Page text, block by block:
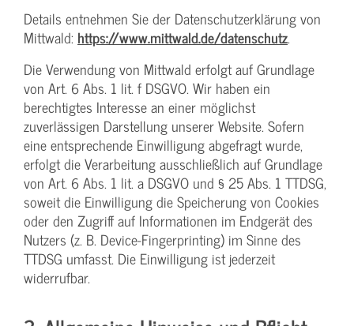
Details entnehmen Sie der Datenschutzerklärung von
Mittwald: https://www.mittwald.de/datenschutz.
Die Verwendung von Mittwald erfolgt auf Grundlage
von Art. 6 Abs. 1 lit. f DSGVO. Wir haben ein
berechtigtes Interesse an einer möglichst
zuverlässigen Darstellung unserer Website. Sofern
eine entsprechende Einwilligung abgefragt wurde,
erfolgt die Verarbeitung ausschließlich auf Grundlage
von Art. 6 Abs. 1 lit. a DSGVO und § 25 Abs. 1 TTDSG,
soweit die Einwilligung die Speicherung von Cookies
oder den Zugriff auf Informationen im Endgerät des
Nutzers (z. B. Device-Fingerprinting) im Sinne des
TTDSG umfasst. Die Einwilligung ist jederzeit
widerrufbar.